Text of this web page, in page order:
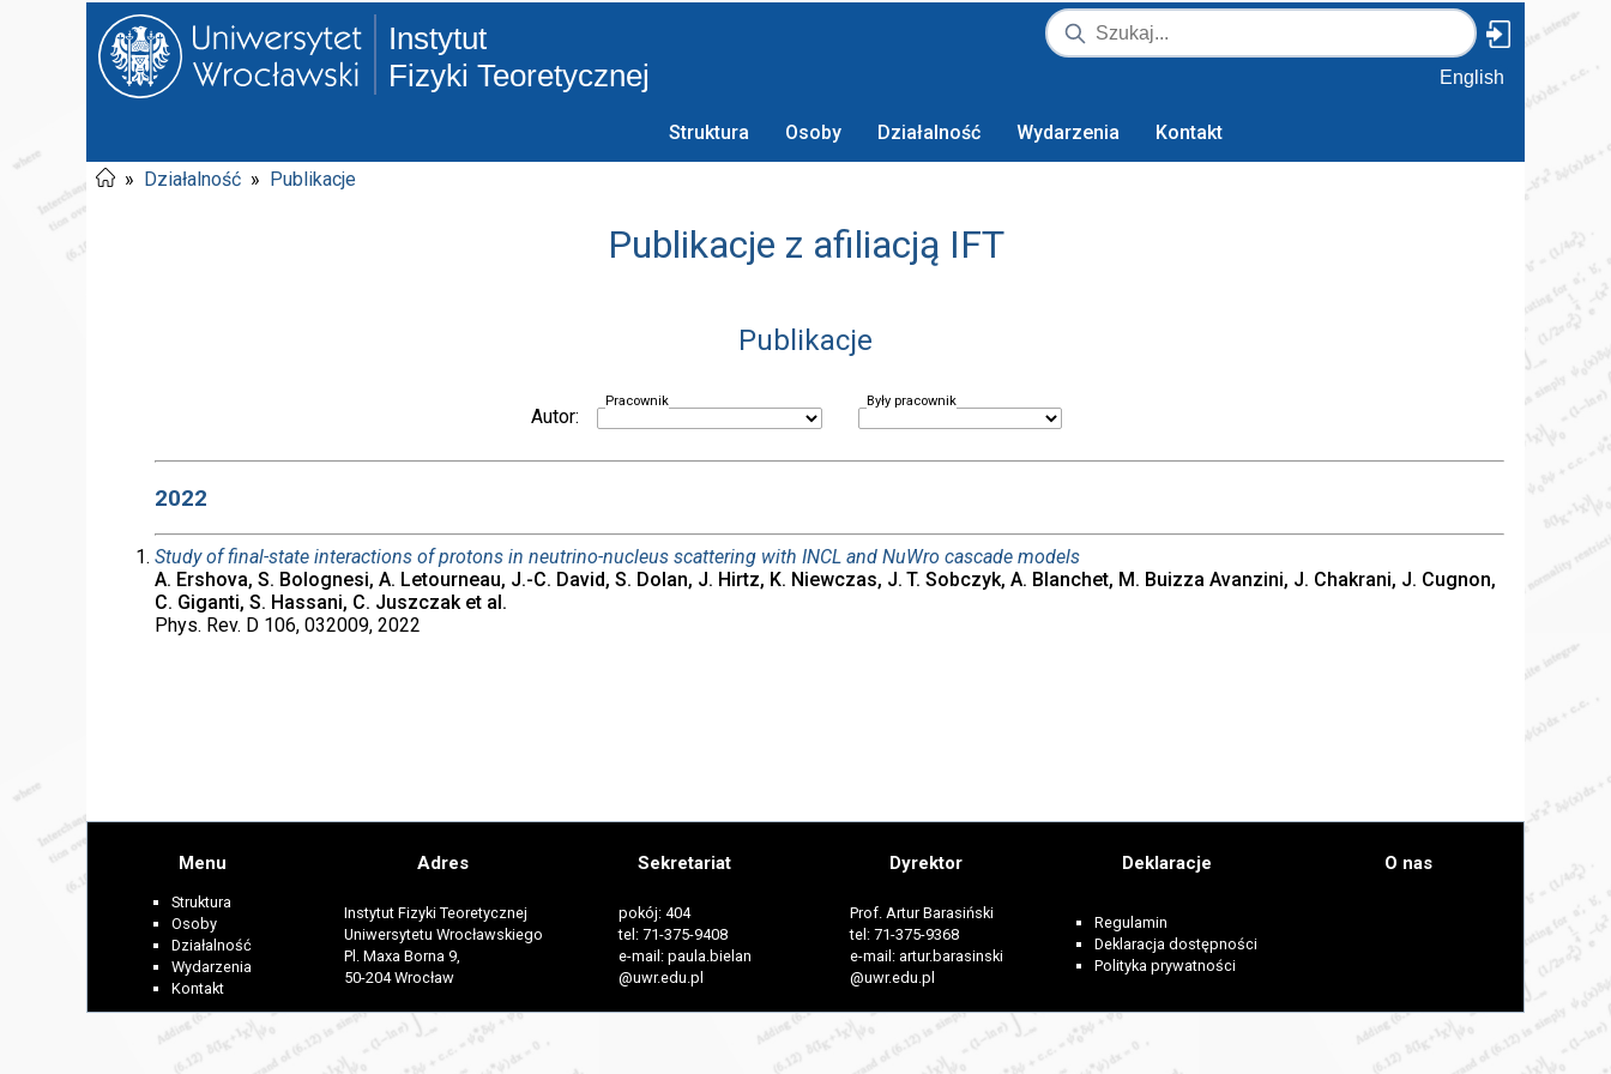
Instytut
Fizyki Teoretycznej
English
Struktura Osoby Działalność Wydarzenia Kontakt
» Działalność » Publikacje
Publikacje z afiliacją IFT
Publikacje
Autor:
Pracownik Były pracownik
2022
Study of final-state interactions of protons in neutrino-nucleus scattering with INCL and NuWro cascade models
A. Ershova, S. Bolognesi, A. Letourneau, J.-C. David, S. Dolan, J. Hirtz, K. Niewczas, J. T. Sobczyk, A. Blanchet, M. Buizza Avanzini, J. Chakrani, J. Cugnon,
C. Giganti, S. Hassani, C. Juszczak et al.
Phys. Rev. D 106, 032009, 2022
Menu
Struktura
Osoby
Działalność
Wydarzenia
Kontakt
Adres
Instytut Fizyki Teoretycznej
Uniwersytetu Wrocławskiego
Pl. Maxa Borna 9,
50-204 Wrocław
Sekretariat
pokój: 404
tel: 71-375-9408
e-mail: paula.bielan
@uwr.edu.pl
Dyrektor
Prof. Artur Barasiński
tel: 71-375-9368
e-mail: artur.barasinski
@uwr.edu.pl
Deklaracje
Regulamin
Deklaracja dostępności
Polityka prywatności
O nas